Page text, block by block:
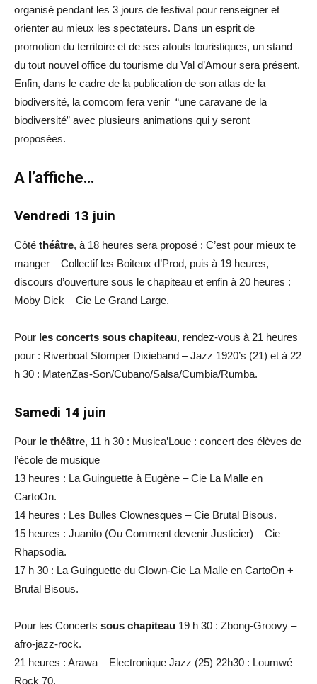
organisé pendant les 3 jours de festival pour renseigner et
orienter au mieux les spectateurs. Dans un esprit de
promotion du territoire et de ses atouts touristiques, un stand
du tout nouvel office du tourisme du Val d’Amour sera présent.
Enfin, dans le cadre de la publication de son atlas de la
biodiversité, la comcom fera venir “une caravane de la
biodiversité” avec plusieurs animations qui y seront
proposées.
A l’affiche…
Vendredi 13 juin
Côté théâtre, à 18 heures sera proposé : C’est pour mieux te
manger – Collectif les Boiteux d’Prod, puis à 19 heures,
discours d’ouverture sous le chapiteau et enfin à 20 heures :
Moby Dick – Cie Le Grand Large.
Pour les concerts sous chapiteau, rendez-vous à 21 heures
pour : Riverboat Stomper Dixieband – Jazz 1920’s (21) et à 22
h 30 : MatenZas-Son/Cubano/Salsa/Cumbia/Rumba.
Samedi 14 juin
Pour le théâtre, 11 h 30 : Musica’Loue : concert des élèves de
l’école de musique
13 heures : La Guinguette à Eugène – Cie La Malle en
CartoOn.
14 heures : Les Bulles Clownesques – Cie Brutal Bisous.
15 heures : Juanito (Ou Comment devenir Justicier) – Cie
Rhapsodia.
17 h 30 : La Guinguette du Clown-Cie La Malle en CartoOn +
Brutal Bisous.
Pour les Concerts sous chapiteau 19 h 30 : Zbong-Groovy –
afro-jazz-rock.
21 heures : Arawa – Electronique Jazz (25) 22h30 : Loumwé –
Rock 70.